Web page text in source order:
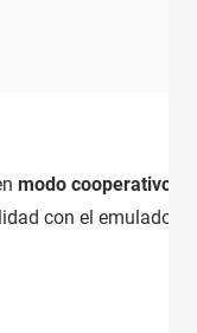
modo cooperativo
con el emulador de